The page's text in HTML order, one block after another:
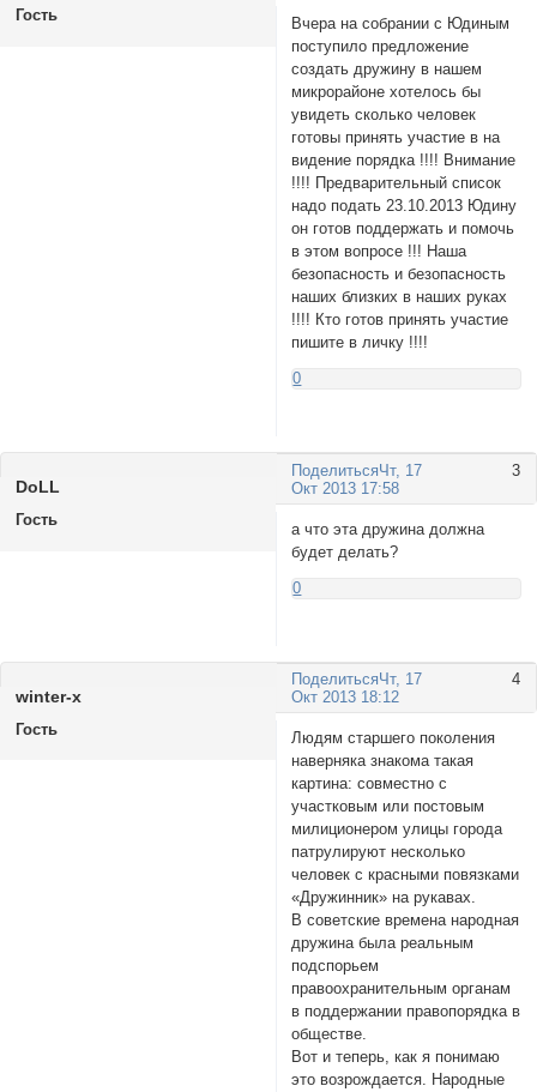
Гость
Вчера на собрании с Юдиным
поступило предложение
создать дружину в нашем
микрорайоне хотелось бы
увидеть сколько человек
готовы принять участие в на
видение порядка !!!! Внимание
!!!! Предварительный список
надо подать 23.10.2013 Юдину
он готов поддержать и помочь
в этом вопросе !!! Наша
безопасность и безопасность
наших близких в наших руках
!!!! Кто готов принять участие
пишите в личку !!!!
0
Поделиться 3
Чт, 17
Окт 2013 17:58
DoLL
Гость
а что эта дружина должна
будет делать?
0
Поделиться 4
Чт, 17
Окт 2013 18:12
wintеr-x
Гость
Людям старшего поколения
наверняка знакома такая
картина: совместно с
участковым или постовым
милиционером улицы города
патрулируют несколько
человек с красными повязками
«Дружинник» на рукавах.
В советские времена народная
дружина была реальным
подспорьем
правоохранительным органам
в поддержании правопорядка в
обществе.
Вот и теперь, как я понимаю
это возрождается. Народные